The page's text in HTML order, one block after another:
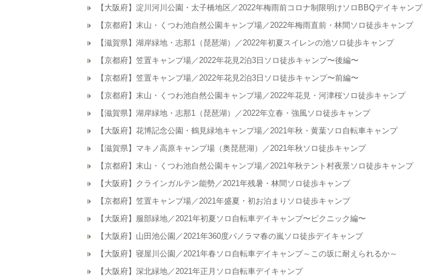
【大阪府】淀川河川公園・太子橋地区／2022年梅雨前コロナ制限明けソロBBQデイキャンプ
【京都府】末山・くつわ池自然公園キャンプ場／2022年梅雨直前・林間ソロ徒歩キャンプ
【滋賀県】湖岸緑地・志那1（琵琶湖）／2022年初夏スイレンの池ソロ徒歩キャンプ
【京都府】笠置キャンプ場／2022年花見2泊3日ソロ徒歩キャンプ〜後編〜
【京都府】笠置キャンプ場／2022年花見2泊3日ソロ徒歩キャンプ〜前編〜
【京都府】末山・くつわ池自然公園キャンプ場／2022年花見・河津桜ソロ徒歩キャンプ
【滋賀県】湖岸緑地・志那1（琵琶湖）／2022年立春・強風ソロ徒歩キャンプ
【大阪府】花博記念公園・鶴見緑地キャンプ場／2021年秋・黄葉ソロ自転車キャンプ
【滋賀県】マキノ高原キャンプ場（奥琵琶湖）／2021年秋ソロ徒歩キャンプ
【京都府】末山・くつわ池自然公園キャンプ場／2021年秋テント村夜景ソロ徒歩キャンプ
【大阪府】クラインガルテン能勢／2021年残暑・林間ソロ徒歩キャンプ
【京都府】笠置キャンプ場／2021年盛夏・初お泊まりソロ徒歩キャンプ
【大阪府】服部緑地／2021年初夏ソロ自転車デイキャンプ〜ピクニック編〜
【大阪府】山田池公園／2021年360度パノラマ春の嵐ソロ徒歩デイキャンプ
【大阪府】寝屋川公園／2021年春ソロ自転車デイキャンプ～この坂に耐えられるか～
【大阪府】深北緑地／2021年正月ソロ自転車デイキャンプ